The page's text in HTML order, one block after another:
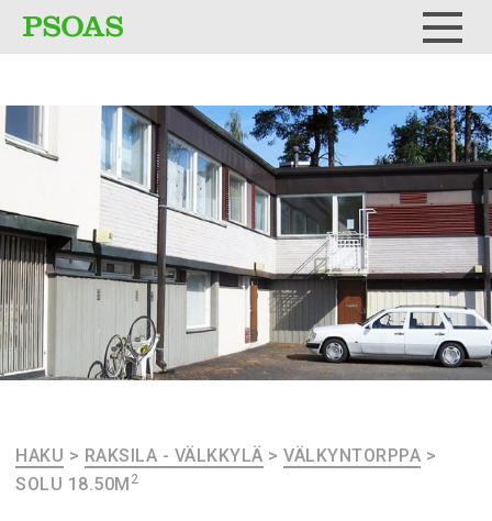
HAKU > RAKSILA - VÄLKKYLÄ > VÄLKYNTORPPA >
SOLU 18.50M 2